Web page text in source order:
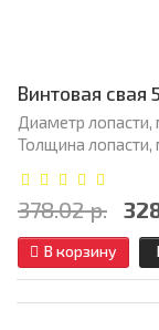
Винтовая
Диаметр лопасти,
Толщина лопасти,
378.02 р.
В корзину